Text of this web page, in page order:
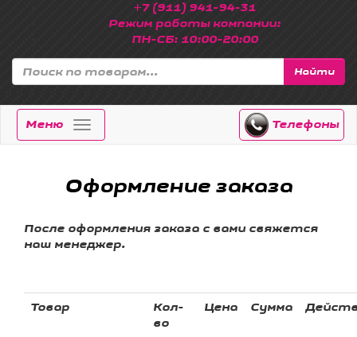
+7 (911) 941-94-31
Режим работы компании:
ПН-СБ: 10:00-20:00
Найти
Меню Телефоны
Оформление заказа
После оформления заказа с вами свяжется
наш менеджер.
Товар
Кол-
во
Цена Сумма